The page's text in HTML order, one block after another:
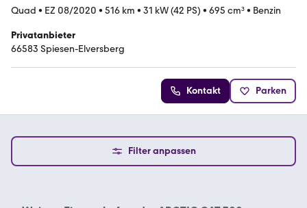
Quad • EZ 08/2020 • 516 km • 31 kW (42 PS) • 695 cm³• Benzin
Privatanbieter
66583 Spiesen-Elversberg
Kontakt Parken
Filter anpassen